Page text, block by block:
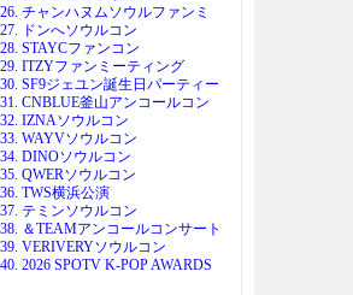
26. チャンハヌムソウルファンミ
27. ドンへソウルコン
28. STAYCファンコン
29. ITZYファンミーティング
30. SF9ジェユン誕生日パーティー
31. CNBLUE釜山アンコールコン
32. IZNAソウルコン
33. WAYVソウルコン
34. DINOソウルコン
35. QWERソウルコン
36. TWS横浜公演
37. テミンソウルコン
38. ＆TEAMアンコールコンサート
39. VERIVERYソウルコン
40. 2026 SPOTV K-POP AWARDS